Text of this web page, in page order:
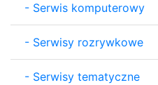
- Serwis komputerowy
- Serwisy rozrywkowe
- Serwisy tematyczne